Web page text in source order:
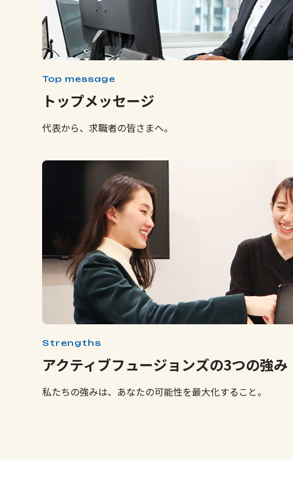
Top message
トップメッセージ
代表から、求職者の皆さまへ。
Strengths
アクティブフュージョンズの3つの強み
私たちの強みは、あなたの可能性を最大化すること。